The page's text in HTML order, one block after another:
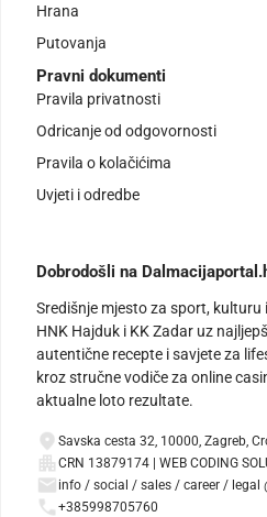
Hrana
Putovanja
Pravni dokumenti
Pravila privatnosti
Odricanje od odgovornosti
Pravila o kolačićima
Uvjeti i odredbe
Dobrodošli na
Središnje mjesto za sport,
HNK Hajduk i KK Zadar uz
autentične recepte i savjete za
kroz stručne vodiče za online
aktualne loto rezultate.
Savska cesta 32, 10000, Zagreb,
CRN 13879174 | WEB CODING
info / social / sales / career / legal
+385998705760